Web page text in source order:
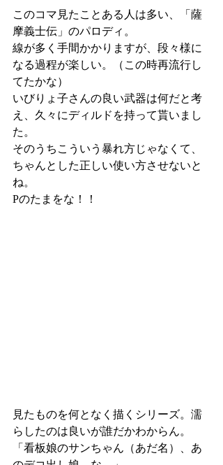
このコマ見たことある人は多い、「薩
摩義士伝」のパロディ。
線が多く手間かかりますが、段々様に
なる過程が楽しい。（この時再流行し
てたかな）
いびりょ子さんの良い武器は何だと考
え、久々にディルドを持って貰いまし
た。
そのうちこういう暴れ方じゃなくて、
ちゃんとした正しい使い方させないと
ね。
Pのたまをな！！
見たものを何となく描くシリーズ。濡
らしたのは良いが誰だかわからん。
「看板娘のサンちゃん（あだ名）、あ